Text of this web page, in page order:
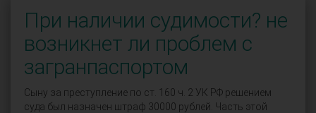
При наличии судимости? не
возникнет ли проблем с
загранпаспортом
Сыну за преступление по ст. 160 ч. 2 УК РФ решением
суда был назначен штраф 30000 рублей. Часть этой